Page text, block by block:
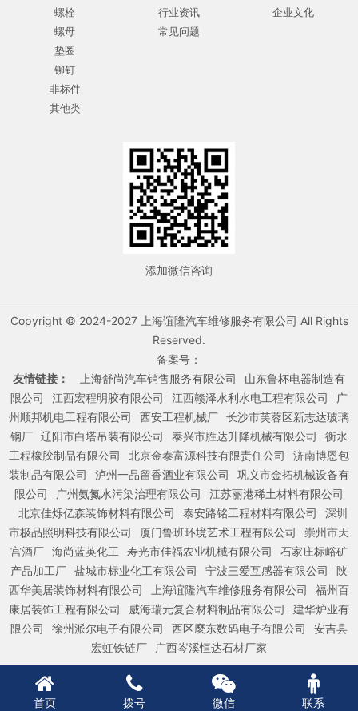
螺栓
螺母
垫圈
铆钉
非标件
其他类
行业资讯
常见问题
企业文化
添加微信咨询
Copyright © 2024-2027 上海谊隆汽车维修服务有限公司 All Rights
Reserved.
备案号：
友情链接：
上海舒尚汽车销售服务有限公司
山东鲁杯电器制造有
限公司
江西宏程明胶有限公司 江西赣泽水利水电工程有限公司
广
州顺邦机电工程有限公司
西安工程机械厂 长沙市芙蓉区新志达玻璃
钢厂 辽阳市白塔吊装有限公司 泰兴市胜达升降机械有限公司
衡水
工程橡胶制品有限公司
北京金泰富源科技有限责任公司
济南博恩包
装制品有限公司
泸州一品留香酒业有限公司
巩义市金拓机械设备有
限公司
广州氨氮水污染治理有限公司
江苏丽港稀土材料有限公司
北京佳烁亿森装饰材料有限公司
泰安路铭工程材料有限公司
深圳
市极品照明科技有限公司
厦门鲁班环境艺术工程有限公司
崇州市天
宫酒厂 海尚蓝英化工 寿光市佳福农业机械有限公司
石家庄标峪矿
产品加工厂 盐城市标业化工有限公司 宁波三爱互感器有限公司
陕
西华美居装饰材料有限公司
上海谊隆汽车维修服务有限公司
福州百
康居装饰工程有限公司
威海瑞元复合材料制品有限公司
建华炉业有
限公司
徐州派尔电子有限公司 西区麼东数码电子有限公司
安吉县
宏虹铁链厂
广西岑溪恒达石材厂家
首页 拨号 微信 联系